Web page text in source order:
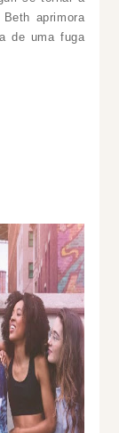
aprimora
de uma fuga